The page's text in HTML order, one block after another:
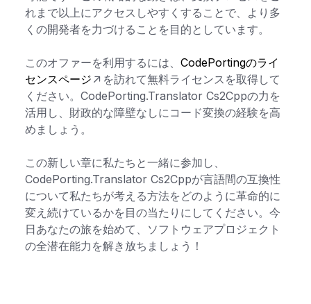
れまで以上にアクセスしやすくすることで、より多
くの開発者を力づけることを目的としています。
このオファーを利用するには、 CodePortingのライ
センスページ
を訪れて無料ライセンスを取得して
ください。CodePorting.Translator Cs2Cppの力を
活用し、財政的な障壁なしにコード変換の経験を高
めましょう。
この新しい章に私たちと一緒に参加し、
CodePorting.Translator Cs2Cppが言語間の互換性
について私たちが考える方法をどのように革命的に
変え続けているかを目の当たりにしてください。今
日あなたの旅を始めて、ソフトウェアプロジェクト
の全潜在能力を解き放ちましょう！